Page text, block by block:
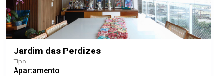
Jardim das Perdizes
Tipo
Apartamento